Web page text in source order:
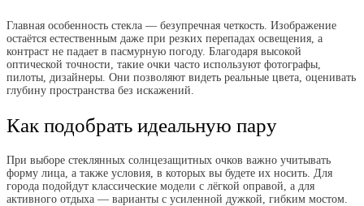
Главная особенность стекла — безупречная четкость. Изображение
остаётся естественным даже при резких перепадах освещения, а
контраст не падает в пасмурную погоду. Благодаря высокой
оптической точности, такие очки часто используют фотографы,
пилоты, дизайнеры. Они позволяют видеть реальные цвета, оценивать
глубину пространства без искажений.
Как подобрать идеальную пару
При выборе стеклянных солнцезащитных очков важно учитывать
форму лица, а также условия, в которых вы будете их носить. Для
города подойдут классические модели с лёгкой оправой, а для
активного отдыха — варианты с усиленной дужкой, гибким мостом.